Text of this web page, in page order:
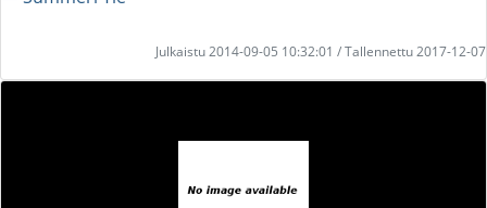
Julkaistu 2014-09-05 10:32:01 / Tallennettu 2017-12-07